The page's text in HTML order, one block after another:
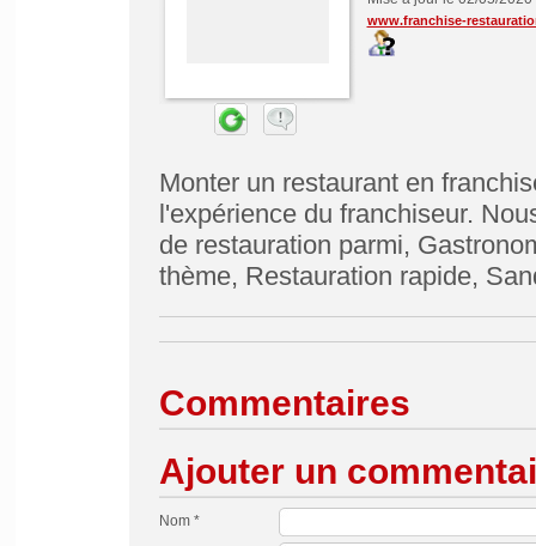
www.franchise-
Monter un restaurant en
l'expérience du franchiseur.
de restauration parmi,
thème, Restauration rapide,
Commentaires
Ajouter un
Nom *